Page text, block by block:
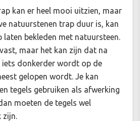
kan er heel mooi uitzien, maar
natuurstenen trap duur is, kan
laten bekleden met natuursteen.
maar het kan zijn dat na
iets donkerder wordt op de
gelopen wordt. Je kan
tegels gebruiken als afwerking
moeten de tegels wel
zijn.